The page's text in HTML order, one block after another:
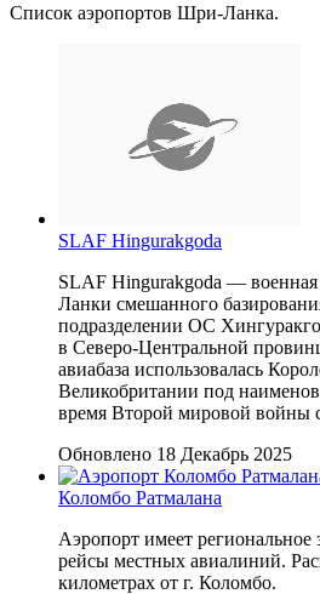
Список аэропортов Шри-Ланка.
SLAF Hingurakgoda
SLAF Hingurakgoda —
Ланки смешанного
подразделении ОС
в Северо-Центральной
авиабаза использовалась
Великобритании под
время Второй мировой войны
Обновлено 18 Декабрь 2025
Коломбо Ратмалана
Аэропорт имеет региональное
рейсы местных авиалиний.
километрах от г. Коломбо.